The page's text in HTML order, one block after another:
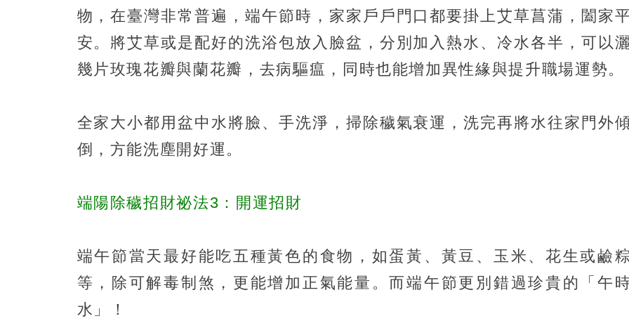
物，在臺灣非常普遍，端午節時，家家戶戶門口都要掛上艾草菖蒲，闔家平
安。將艾草或是配好的洗浴包放入臉盆，分別加入熱水、冷水各半，可以灑
幾片玫瑰花瓣與蘭花瓣，去病驅瘟，同時也能增加異性緣與提升職場運勢。
全家大小都用盆中水將臉、手洗淨，掃除穢氣衰運，洗完再將水往家門外傾
倒，方能洗塵開好運。
端陽除穢招財祕法3：開運招財
端午節當天最好能吃五種黃色的食物，如蛋黃、黃豆、玉米、花生或鹼粽
等，除可解毒制煞，更能增加正氣能量。而端午節更別錯過珍貴的「午
水」！